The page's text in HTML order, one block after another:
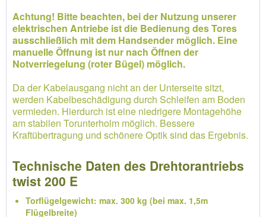
Achtung! Bitte beachten, bei der Nutzung unserer
elektrischen Antriebe ist die Bedienung des Tores
ausschließlich mit dem Handsender möglich. Eine
manuelle Öffnung ist nur nach Öffnen der
Notverriegelung (roter Bügel) möglich.
Da der Kabelausgang nicht an der Unterseite sitzt,
werden Kabelbeschädigung durch Schleifen am Boden
vermieden. Hierdurch ist eine niedrigere Montagehöhe
am stabilen Torunterholm möglich. Bessere
Kraftübertragung und schönere Optik sind das Ergebnis.
Technische Daten des Drehtorantriebs
twist 200 E
Torflügelgewicht: max. 300 kg (bei max. 1,5m
Flügelbreite)